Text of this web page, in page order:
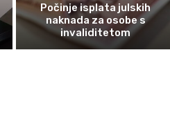
Počinje isplata julskih
naknada za osobe s
invaliditetom